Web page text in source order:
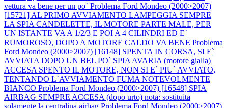
vettura va bene per un po` Problema Ford Mondeo (2000>2007)
[15721] AL PRIMO AVVIAMENTO LAMPEGGIA SEMPRE
LA SPIA CANDELETTE, IL MOTORE PARTE MALE, PER
UN ISTANTE VA A 1/2/3 E POI A 4 CILINDRI ED E`
RUMOROSO, DOPO A MOTORE CALDO VA BENE Problema
Ford Mondeo (2000>2007) [16148] SPENTA IN CORSA, SI E`
AVVIATA DOPO UN BEL PO` SPIA AVARIA (motore gialla)
ACCESA SPENTO IL MOTORE, NON SI E` PIU` AVVIATO,
TENTANDO L`AVVIAMENTO FUMA NOTEVOLMENTE
BIANCO Problema Ford Mondeo (2000>2007) [16548] SPIA
AIRBAG SEMPRE ACCESA (dopo urto) nota: sostituita
solamente la centralina airbag Problema Ford Mondeo (2000>2007)